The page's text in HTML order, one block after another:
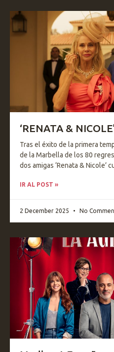
‘RENATA &
Tras el éxito de la primera
de la Marbella de los 80
dos amigas ‘Renata & Nicole’
IR AL POST »
2 December 2025 No